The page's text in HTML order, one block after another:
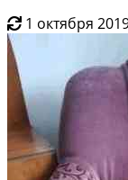
1 октября